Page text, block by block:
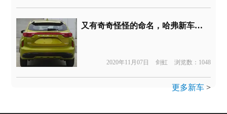
又有奇奇怪怪的命名，哈弗新车定名狂欢、嗨吧、有喜？
2020年11月07日 剑虹 浏览数：1048
更多新车>